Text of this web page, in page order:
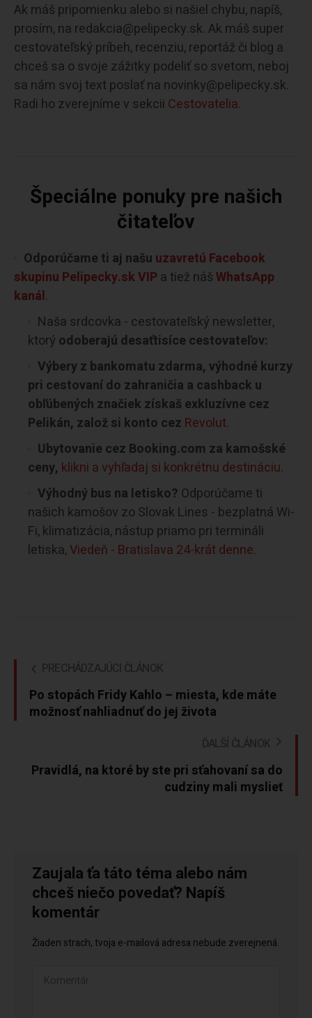
Ak máš pripomienku alebo si našiel chybu, napíš,
prosím, na redakcia@pelipecky.sk. Ak máš super
cestovateľský príbeh, recenziu, reportáž či blog a
chceš sa o svoje zážitky podeliť so svetom, neboj
sa nám svoj text poslať na novinky@pelipecky.sk.
Radi ho zverejníme v sekcii Cestovatelia.
Špeciálne ponuky pre našich
čitateľov
Odporúčame ti aj našu uzavretú Facebook
skupinu Pelipecky.sk VIP a tiež nášWhatsApp
kanál.
Naša srdcovka - cestovateľský newsletter,
ktorý odoberajú desaťtisíce cestovateľov:
Výbery z bankomatu zdarma, výhodné kurzy
pri cestovaní do zahraničia a cashback u
obľúbených značiek získaš exkluzívne cez
Pelikán, založ si konto cez Revolut.
Ubytovanie cez Booking.com za kamošské
ceny, klikni a vyhľadaj si konkrétnu destináciu.
Výhodný bus na letisko? Odporúčame ti
našich kamošov zo Slovak Lines - bezplatná Wi-
Fi, klimatizácia, nástup priamo pri termináli
letiska,Viedeň - Bratislava 24-krát denne.
PRECHÁDZAJÚCI ČLÁNOK
Po stopách Fridy Kahlo – miesta, kde máte
možnosť nahliadnuť do jej života
ĎALŠÍ ČLÁNOK
Pravidlá, na ktoré by ste pri sťahovaní sa do
cudziny mali myslieť
Zaujala ťa táto téma alebo nám
chceš niečo povedať? Napíš
komentár
Žiaden strach, tvoja e-mailová adresa nebude zverejnená.